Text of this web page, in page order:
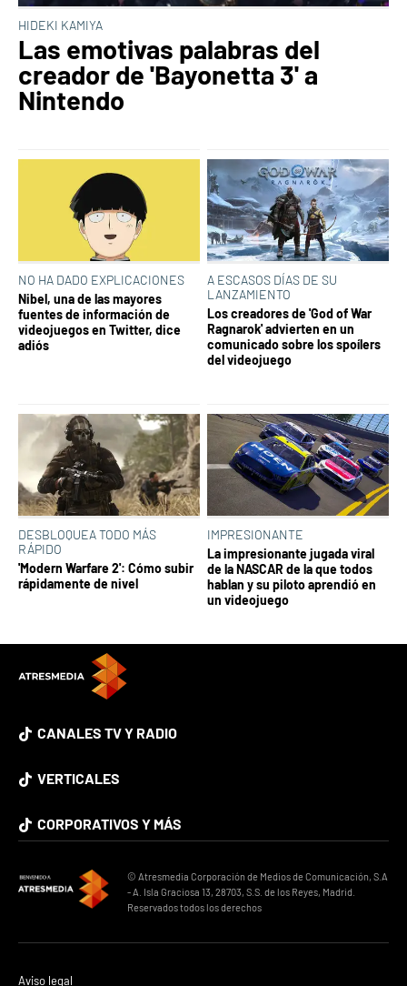
HIDEKI KAMIYA
Las emotivas palabras del
creador de 'Bayonetta 3' a
Nintendo
NO HA DADO EXPLICACIONES
Nibel, una de las mayores
fuentes de información de
videojuegos en Twitter, dice
adiós
A ESCASOS DÍAS DE SU
LANZAMIENTO
Los creadores de 'God of War
Ragnarok' advierten en un
comunicado sobre los spoílers
del videojuego
DESBLOQUEA TODO MÁS
RÁPIDO
'Modern Warfare 2': Cómo subir
rápidamente de nivel
IMPRESIONANTE
La impresionante jugada viral
de la NASCAR de la que todos
hablan y su piloto aprendió en
un videojuego
CANALES TV Y RADIO
VERTICALES
CORPORATIVOS Y MÁS
© Atresmedia Corporación de Medios de Comunicación, S.A
- A. Isla Graciosa 13, 28703, S.S. de los Reyes, Madrid.
Reservados todos los derechos
Aviso legal